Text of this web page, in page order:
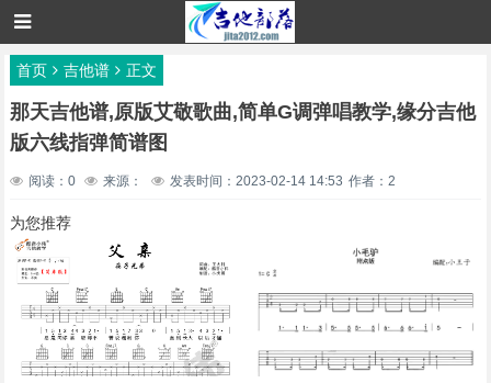
首页 吉他谱 正文
那天吉他谱,原版艾敬歌曲,简单G调弹唱教学,缘分吉他
版六线指弹简谱图
阅读：0 来源： 发表时间：2023-02-14 14:53 作者：2
为您推荐